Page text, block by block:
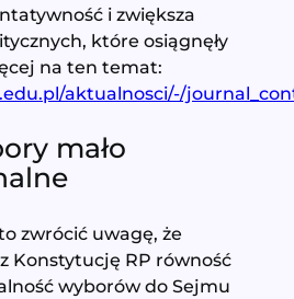
i zwiększa
które osiągnęły
na ten temat:
aktualnosci/-/
mało
zwrócić uwagę, że
Konstytucję RP równość
wyborów do Sejmu